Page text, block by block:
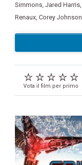
Simmons Jared Harris
Renaux Corey Johnson
Vota il film per primo